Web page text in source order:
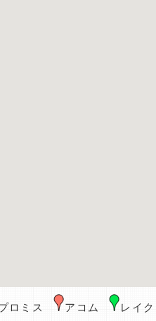
ロミス アコム レイク